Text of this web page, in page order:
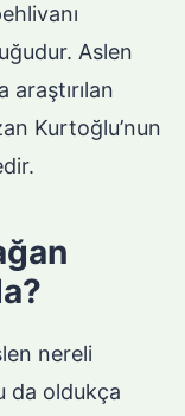
Aslen
Kurtoğlu’nun
nereli
da oldukça